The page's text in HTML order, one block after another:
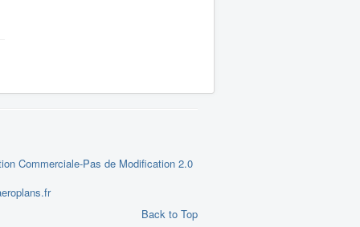
Commerciale-Pas de Modification 2.0
Back to Top